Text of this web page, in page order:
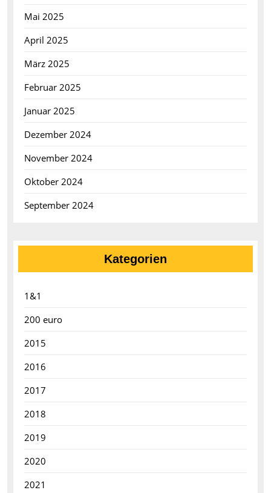
Mai 2025
April 2025
März 2025
Februar 2025
Januar 2025
Dezember 2024
November 2024
Oktober 2024
September 2024
Kategorien
1&1
200 euro
2015
2016
2017
2018
2019
2020
2021